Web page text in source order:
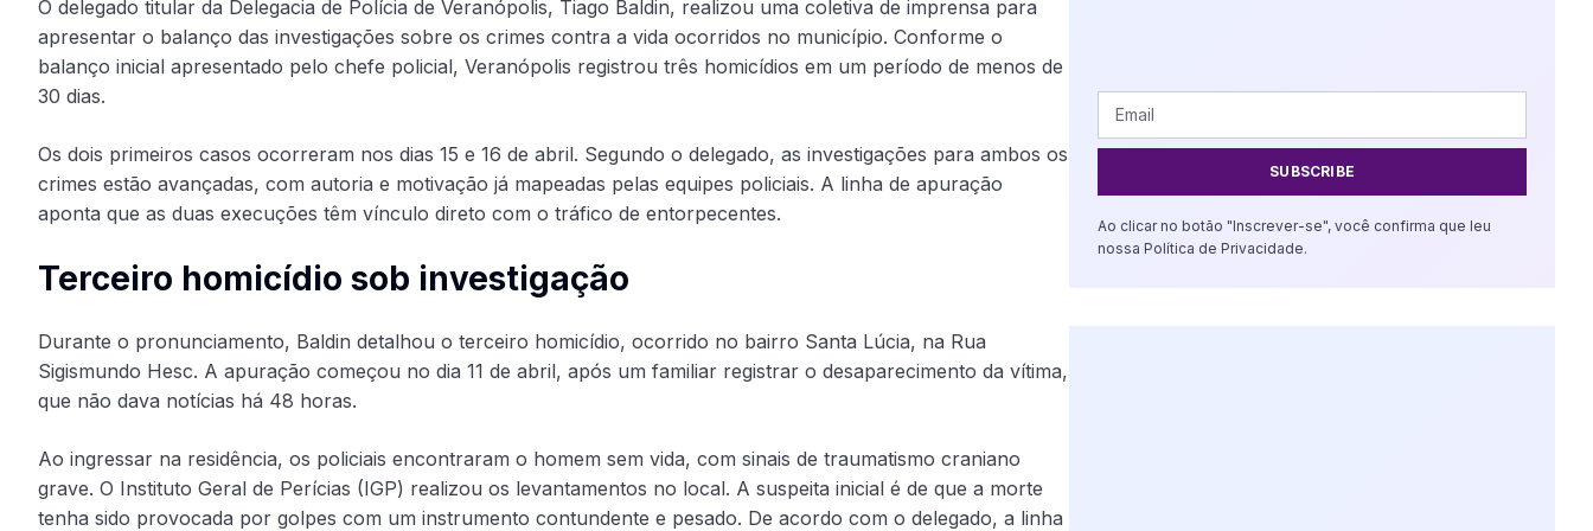
O delegado titular da Delegacia de Polícia de Veranópolis, Tiago Baldin, realizou uma coletiva de imprensa para
apresentar o balanço das investigações sobre os crimes contra a vida ocorridos no município. Conforme o
balanço inicial apresentado pelo chefe policial, Veranópolis registrou três homicídios em um período de menos de
30 dias.
Os dois primeiros casos ocorreram nos dias 15 e 16 de abril. Segundo o delegado, as investigações para ambos os
crimes estão avançadas, com autoria e motivação já mapeadas pelas equipes policiais. A linha de apuração
aponta que as duas execuções têm vínculo direto com o tráfico de entorpecentes.
Terceiro homicídio sob investigação
Durante o pronunciamento, Baldin detalhou o terceiro homicídio, ocorrido no bairro Santa Lúcia, na Rua
Sigismundo Hesc. A apuração começou no dia 11 de abril, após um familiar registrar o desaparecimento da vítima,
que não dava notícias há 48 horas.
Ao ingressar na residência, os policiais encontraram o homem sem vida, com sinais de traumatismo craniano
grave. O Instituto Geral de Perícias (IGP) realizou os levantamentos no local. A suspeita inicial é de que a morte
tenha sido provocada por golpes com um instrumento contundente e pesado. De acordo com o delegado, a linha
SUBSCRIBE
Ao clicar no botão "Inscrever-se", você confirma que leu
nossa Política de Privacidade.